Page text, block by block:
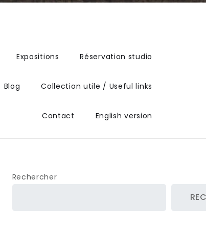
Expositions Réservation studio
Blog Collection utile / Useful links
Contact English version
Rechercher